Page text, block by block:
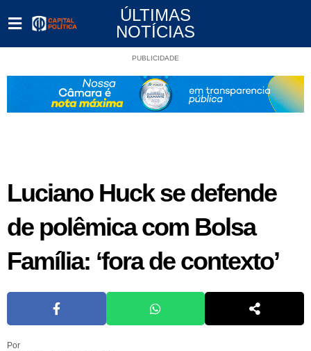
ÚLTIMAS
NOTÍCIAS
PUBLICIDADE
Luciano Huck se defende
de polêmica com Bolsa
Família: ‘fora de contexto’
Por